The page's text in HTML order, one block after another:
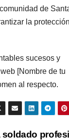
de
la
sucesos y
[Nombre de tu
al respecto.
soldado